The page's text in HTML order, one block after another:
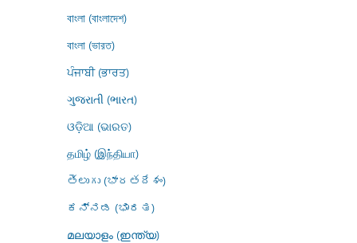
বাংলা (বাংলাদেশ)
বাংলা (ভারত)
ਪੰਜਾਬੀ (ਭਾਰਤ)
ગુજરાતી (ભારત)
ଓଡ଼ିଆ (ଭାରତ)
தமிழ் (இந்தியா)
తెలుగు (భారతదేశం)
ಕನ್ನಡ (ಭಾರತ)
മലയാളം (ഇന്ത്യ)